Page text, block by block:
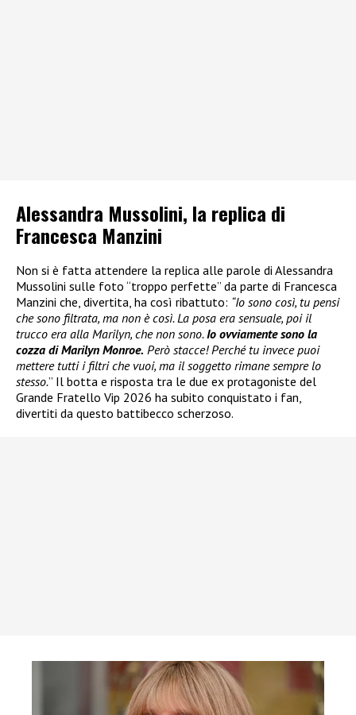
Alessandra Mussolini, la replica di
Francesca Manzini
Non si è fatta attendere la replica alle parole di Alessandra
Mussolini sulle foto “troppo perfette” da parte di Francesca
Manzini che, divertita, ha così ribattuto: “Io sono così, tu pensi
che sono filtrata, ma non è così. La posa era sensuale, poi il
trucco era alla Marilyn, che non sono.Io ovviamente sono la
cozza di Marilyn Monroe. Però stacce! Perché tu invece puoi
mettere tutti i filtri che vuoi, ma il soggetto rimane sempre lo
stesso.” Il botta e risposta tra le due ex protagoniste del
Grande Fratello Vip 2026 ha subito conquistato i fan,
divertiti da questo battibecco scherzoso.